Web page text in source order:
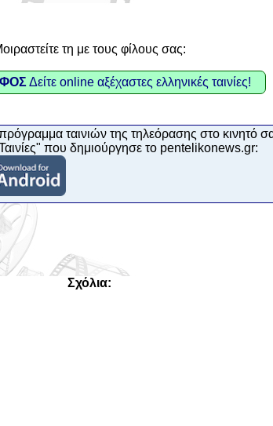
τη με τους φίλους σας:
Δείτε online αξέχαστες ελληνικές ταινίες!
ταινιών της τηλεόρασης στο κινητό
που δημιούργησε το pentelikonews.gr:
Σχόλια: